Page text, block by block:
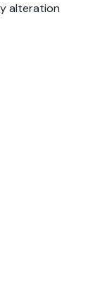
alteration